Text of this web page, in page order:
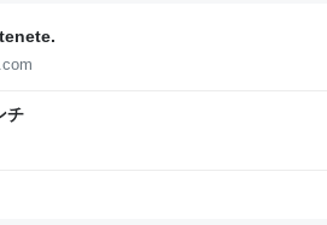
チ